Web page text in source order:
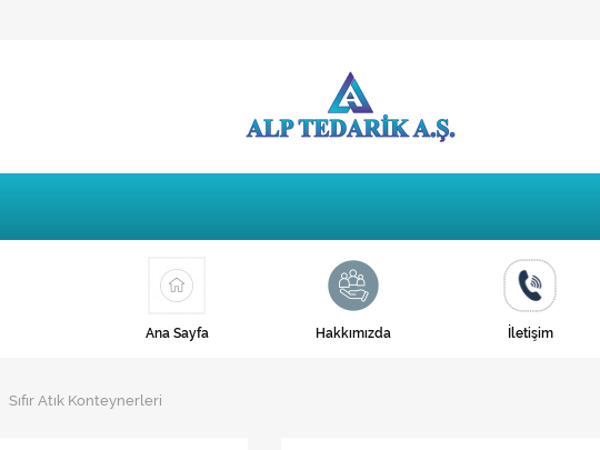
Ana Sayfa Hakkımızda İletişim
Sıfır Atık Konteynerleri